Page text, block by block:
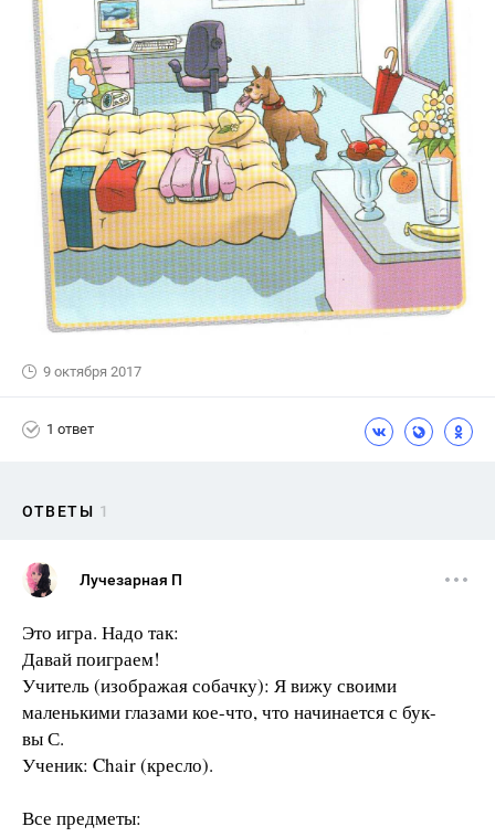
9 октября 2017
1 ответ
ОТВЕТЫ 1
Лучезарная П
Это игра. Надо так:
Давай поиграем!
Учитель (изображая собачку): Я вижу своими
маленькими глазами кое-что, что начинается с бук-
вы С.
Ученик: Chair (кресло).
Все предметы: